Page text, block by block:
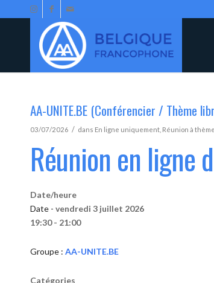
AA-UNITE.BE (Conférencier / Thème
03/07/2026 / dans En ligne uniquement Réunion à thème
Réunion en ligne
Date/heure
Date - vendredi 3 juillet 2026
19:30 - 21:00
Groupe : AA-UNITE.BE
Catégories